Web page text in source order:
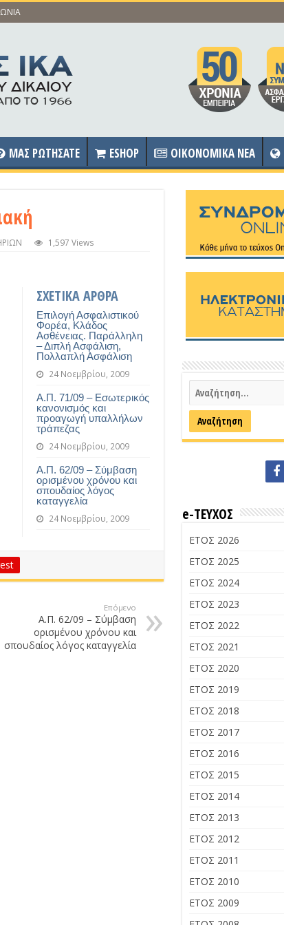
ΜΑΣ ΡΩΤΗΣΑΤΕ ESHOP OIKONOMIKA NEA
1,597 Views
ΣΧΕΤΙΚΑ ΑΡΘΡΑ
Επιλογή Ασφαλιστικού
Φορέα, Κλάδος
Ασθένειας. Παράλληλη
– Διπλή Ασφάλιση,
Πολλαπλή Ασφάλιση
24 Νοεμβρίου, 2009
Α.Π. 71/09 – Εσωτερικός
κανονισμός και
προαγωγή υπαλλήλων
τράπεζας
24 Νοεμβρίου, 2009
Α.Π. 62/09 – Σύμβαση
ορισμένου χρόνου και
σπουδαίος λόγος
καταγγελία
24 Νοεμβρίου, 2009
Επόμενο
Α.Π. 62/09 – Σύμβαση
ορισμένου χρόνου και
σπουδαίος λόγος καταγγελία
e-ΤΕΥΧΟΣ
ΕΤΟΣ 2026
ΕΤΟΣ 2025
ΕΤΟΣ 2024
ΕΤΟΣ 2023
ΕΤΟΣ 2022
ΕΤΟΣ 2021
ΕΤΟΣ 2020
ΕΤΟΣ 2019
ΕΤΟΣ 2018
ΕΤΟΣ 2017
ΕΤΟΣ 2016
ΕΤΟΣ 2015
ΕΤΟΣ 2014
ΕΤΟΣ 2013
ΕΤΟΣ 2012
ΕΤΟΣ 2011
ΕΤΟΣ 2010
ΕΤΟΣ 2009